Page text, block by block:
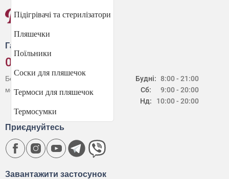
Підігрівачі та стерилізатори
Пляшечки
Поїльники
Соски для пляшечок
Термоси для пляшечок
Термосумки
Гаряча лінія
0 800 30 20 60
Будні:
Сб:
Нд:
8:00 - 21:00
9:00 - 20:00
10:00 - 20:00
Безкоштовно зі стаціонарних і
мобільних телефонів в Україні
Завантажити застосунок
Приєднуйтесь